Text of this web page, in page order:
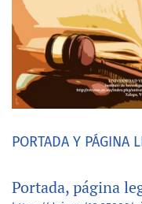
PORTADA Y PÁGINA
Portada, página